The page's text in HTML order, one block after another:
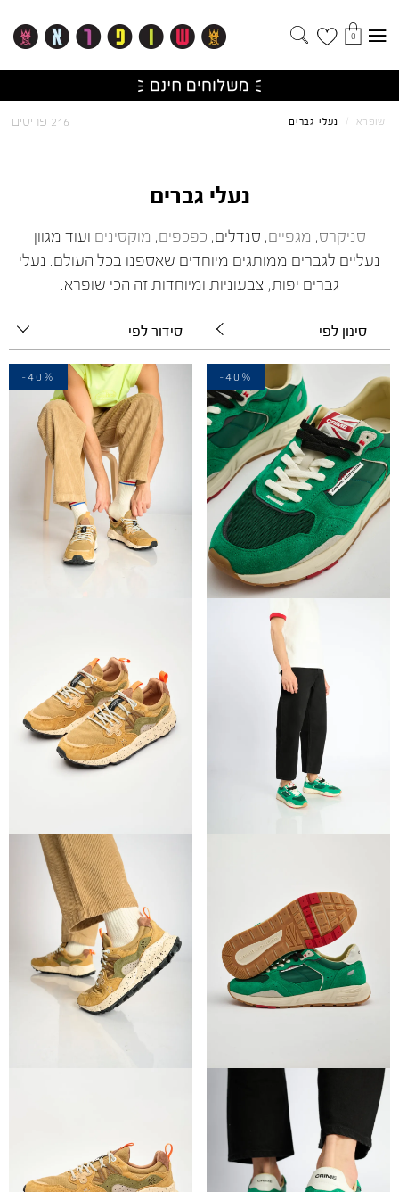
0
שופרא / נעלי גברים
נעלי גברים
סניקרס, מגפיים, סנדלים, כפכפים, מוקסינים ועוד מגוון
נעליים לגברים ממותגים מיוחדים שאספנו בכל העולם. נעלי
גברים יפות, צבעוניות ומיוחדות זה הכי שופרא.
סינון לפי
216 פריטים
סידור לפי
-40%
-40%